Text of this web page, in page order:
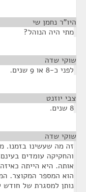
היו"ר נחמן שי
מתי היה הנוהל?
שוקי שדה
לפני כ-8 או 9 שנים.
צבי יוזנט
8 שנים.
שוקי שדה
זה מה שעשינו בזמנו.
והחקיקה עומדים
אותה. היא הייתה
הוא המספר המקוצר.
נותן למסגרת של חודש